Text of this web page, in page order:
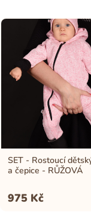
SET - Rostoucí
a čepice - RŮŽOVÁ
975 Kč